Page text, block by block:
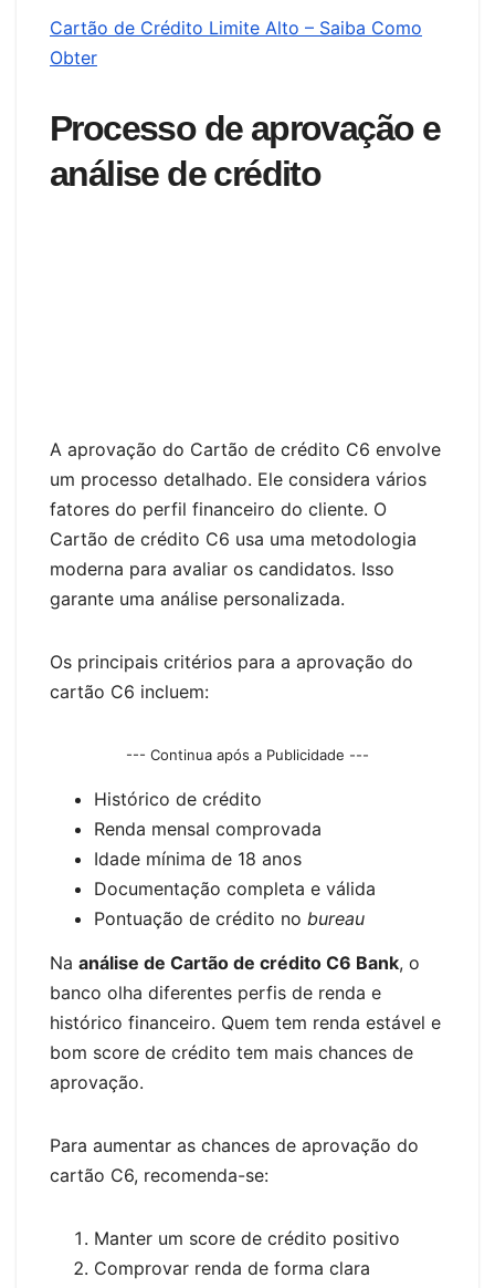
Cartão de Crédito Limite Alto – Saiba Como
Obter
Processo de aprovação e
análise de crédito
A aprovação do Cartão de crédito C6 envolve
um processo detalhado. Ele considera vários
fatores do perfil financeiro do cliente. O
Cartão de crédito C6 usa uma metodologia
moderna para avaliar os candidatos. Isso
garante uma análise personalizada.
Os principais critérios para a aprovação do
cartão C6 incluem:
--- Continua após a Publicidade ---
Histórico de crédito
Renda mensal comprovada
Idade mínima de 18 anos
Documentação completa e válida
Pontuação de crédito no bureau
Na análise de Cartão de crédito C6 Bank, o
banco olha diferentes perfis de renda e
histórico financeiro. Quem tem renda estável e
bom score de crédito tem mais chances de
aprovação.
Para aumentar as chances de aprovação do
cartão C6, recomenda-se:
Manter um score de crédito positivo
Comprovar renda de forma clara